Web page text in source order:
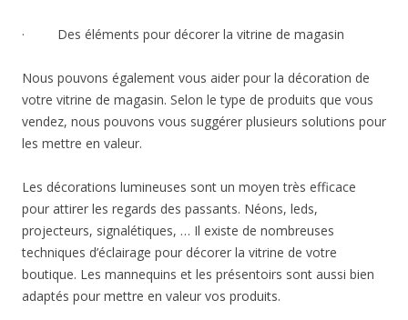
· Des éléments pour décorer la vitrine de magasin
Nous pouvons également vous aider pour la décoration de
votre vitrine de magasin. Selon le type de produits que vous
vendez, nous pouvons vous suggérer plusieurs solutions pour
les mettre en valeur.
Les décorations lumineuses sont un moyen très efficace
pour attirer les regards des passants. Néons, leds,
projecteurs, signalétiques, … Il existe de nombreuses
techniques d’éclairage pour décorer la vitrine de votre
boutique. Les mannequins et les présentoirs sont aussi bien
adaptés pour mettre en valeur vos produits.